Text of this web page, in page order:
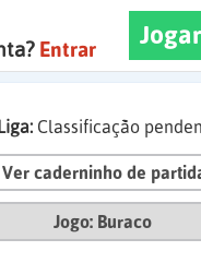
Entrar
Classificação
Ver caderninho de